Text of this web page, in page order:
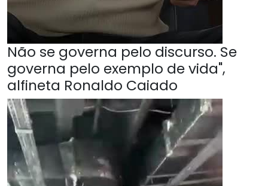
Não se governa pelo discurso. Se
governa pelo exemplo de vida",
alfineta Ronaldo Caiado